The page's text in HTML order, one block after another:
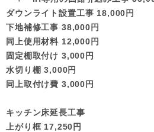
ダウンライト設置工事 18,000円
下地補修工事 38,000円
同上使用材料 12,000円
固定棚取付け 3,000円
水切り棚 3,000円
同上取付け費 3,000円
キッチン床延長工事
上がり框 17,250円